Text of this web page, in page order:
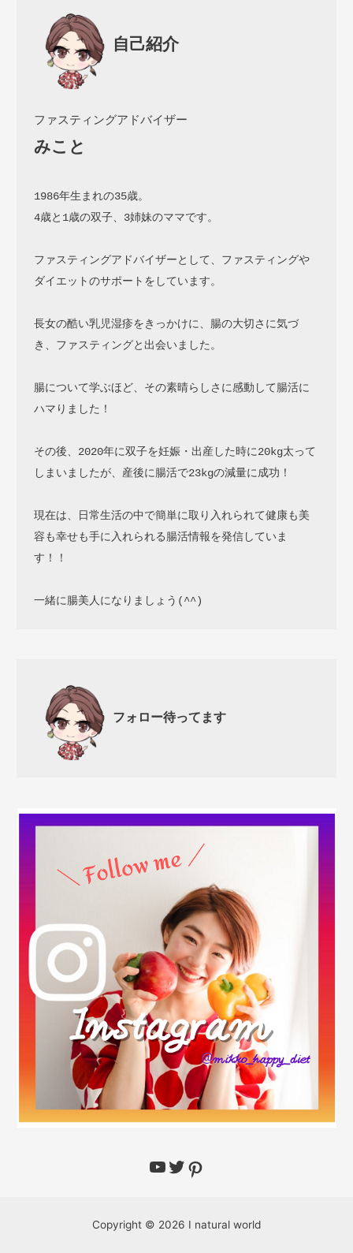
自己紹介
ファスティングアドバイザー
みこと
1986年生まれの35歳。
4歳と1歳の双子、3姉妹のママです。
ファスティングアドバイザーとして、ファスティングや
ダイエットのサポートをしています。
長女の酷い乳児湿疹をきっかけに、腸の大切さに気づ
き、ファスティングと出会いました。
腸について学ぶほど、その素晴らしさに感動して腸活に
ハマりました！
その後、2020年に双子を妊娠・出産した時に20kg太って
しまいましたが、産後に腸活で23kgの減量に成功！
現在は、日常生活の中で簡単に取り入れられて健康も美
容も幸せも手に入れられる腸活情報を発信していま
す！！
一緒に腸美人になりましょう(^^)
フォロー待ってます
Copyright © 2026 I natural world